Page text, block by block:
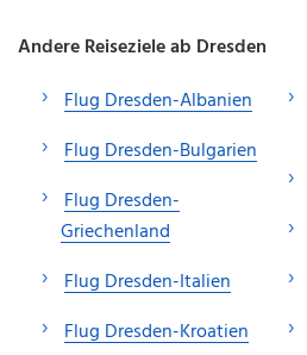
Andere Reiseziele ab Dresden
Flug Dresden-Albanien
Flug Dresden-Bulgarien
Flug Dresden-
Griechenland
Flug Dresden-Italien
Flug Dresden-Kroatien